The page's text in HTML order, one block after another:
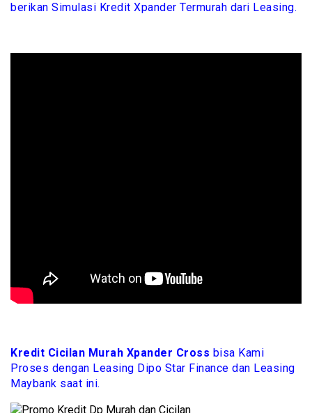
berikan Simulasi Kredit Xpander Termurah dari Leasing.
Kredit Cicilan Murah Xpander Cross bisa Kami
Proses dengan Leasing Dipo Star Finance dan Leasing
Maybank saat ini.